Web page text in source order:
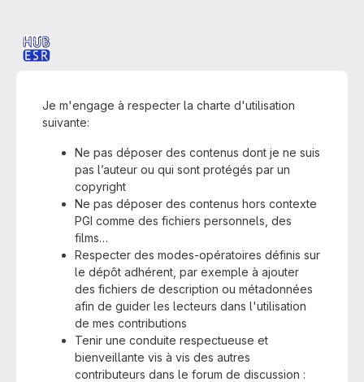
Je m'engage à respecter la charte d'utilisation
suivante:
Ne pas déposer des contenus dont je ne suis
pas l’auteur ou qui sont protégés par un
copyright
Ne pas déposer des contenus hors contexte
PGI comme des fichiers personnels, des
films…
Respecter des modes-opératoires définis sur
le dépôt adhérent, par exemple à ajouter
des fichiers de description ou métadonnées
afin de guider les lecteurs dans l'utilisation
de mes contributions
Tenir une conduite respectueuse et
bienveillante vis à vis des autres
contributeurs dans le forum de discussion :